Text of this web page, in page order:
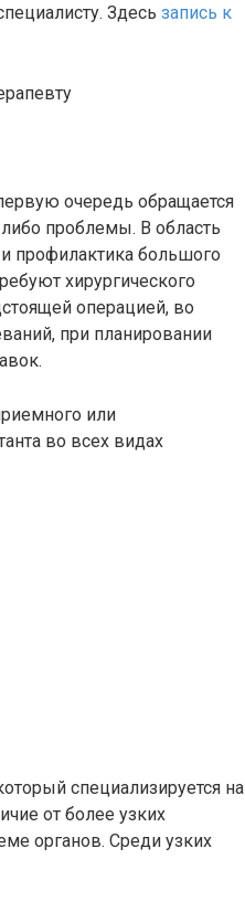
Здесь запись к
очередь обращается
проблемы. В область
и профилактика большого
хирургического
операцией, во
при планировании
или
во всех видах
специализируется на
от более узких
органов. Среди узких